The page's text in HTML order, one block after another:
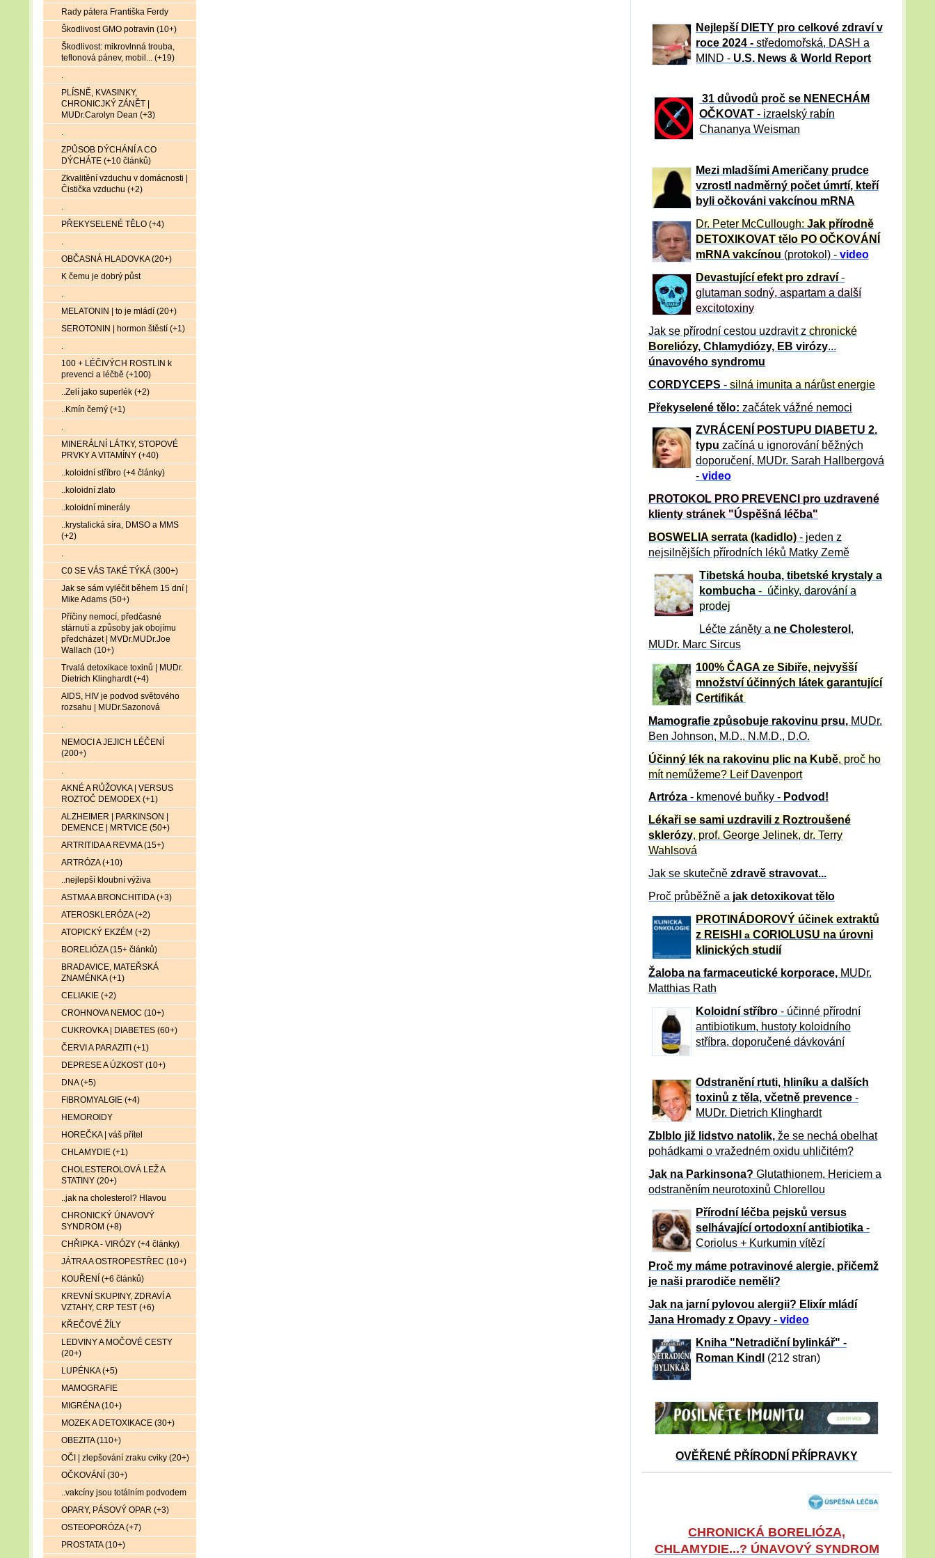
Nejlepší DIETY pro celkové zdraví v
roce 2024 - středomořská, DASH a
MIND - U.S. News & World Report
31 důvod ů proč se NENECHÁM
OČKOVAT - izraelský rabín
Chananya Weisman
Mezi mladšími Američany prudce
vzrostl nadměrný počet úmrtí, kteří
byli očkováni vakcínou mRNA
Dr. Peter McCullough: Jak přírodně
DETOXIKOVAT tělo PO OČKOVÁNÍ
mRNA vakcínou (protokol) - video
Devastující efekt pro zdraví-
glutaman sodný, aspartam a další
excitotoxiny
Jak se přírodní cestou uzdravit z chronické
Boreliózy, Chlamydiózy, EB virózy...
únavového syndromu
CORDYCEPS - silná imunita a nárůst energie
Překyselené tělo: začátek vážné nemoci
ZVRÁCE NÍ POSTUPU DIABETU 2.
typu začíná u ignorování běžných
doporučení, MUDr. Sarah Hallbergová
- video
PROTOKOL PRO PREVENCI pro uzdravené
klienty stránek "Úspěšná léčba"
BOSWELIA serrata (kadidlo) - jeden z
nejsilnějších přírodních léků Matky Země
Tibetská houba, tibetské krystaly a
kombucha - účinky, darování a
prodej
Léčte záněty a ne Cholesterol ,
MUDr. Marc Sircus
100% ČAGA ze Sibiře, nejvyšší
množství účinných látek garantující
Certifikát
Mamografie způsobuje rakovinu prsu, MUDr.
Ben Johnson, M.D., N.M.D., D.O.
Účinný lék na rakovinu plic na Kubě, proč ho
mít nemůžeme? Leif Davenport
Artróza - kmenové buňky - Podvod!
Lékaři se sami uzdravili z Roztroušené
sklerózy, prof. George Jelinek, dr. Terry
Wahlsová
Jak se skutečně zdravě stravovat...
Proč průběžně a jak detoxikovat tělo
PROTINÁDOROVÝ účinek extraktů
z REISHI a CORIOLUSU na úrovni
klinických studií
Žaloba na farmaceutické korporace, MUDr.
Matthias Rath
Koloidní stříbro- účinné přírodní
antibiotikum, hustoty koloidního
stříbra, doporučené dávkování
Odstranění rtuti, hliníku a dalších
toxinů z těla, včetně prevence -
MUDr. Dietrich Klinghardt
Zblblo již lidstvo natolik, že se nechá obelhat
pohádkami o vražedném oxidu uhličitém?
Jak na Parkinsona? Glutathionem, Hericiem a
odstraněním neurotoxinů Chlorellou
Přírodní léčba pejsků versus
selhávající ortodoxní antibiotika -
Coriolus + Kurkumin vítězí
Proč my máme potravinové alergie, přičemž
je naši prarodiče neměli?
Jak na jarní pylovou alergii? Elixír mládí
Jana Hromady z Opavy - video
Kniha "Netradiční bylinkář" -
Roman Kindl
(212 stran)
OVĚŘENÉ PŘÍRODNÍ PŘÍPRAVKY
CHRONICKÁ BORELIÓZA,
CHLAMYDIE...? ÚNAVOVÝ SYNDROM
Rady pátera Františka Ferdy
Škodlivost GMO potravin (10+)
Škodlivost: mikrovlnná trouba,
teflonová pánev, mobil... (+19)
.
PLÍSNĚ, KVASINKY,
CHRONICJKÝ ZÁNĚT |
MUDr.Carolyn Dean (+3)
.
ZPŮSOB DÝCHÁNÍ A CO
DÝCHÁTE (+10 článků)
Zkvalitění vzduchu v domácnosti |
Čistička vzduchu (+2)
.
PŘEKYSELENÉ TĚLO (+4)
.
OBČASNÁ HLADOVKA (20+)
K čemu je dobrý půst
.
MELATONIN | to je mládí (20+)
SEROTONIN | hormon štěstí (+1)
.
100 + LÉČIVÝCH ROSTLIN k
prevenci a léčbě (+100)
..Zelí jako superlék (+2)
..Kmín černý (+1)
.
MINERÁLNÍ LÁTKY, STOPOVÉ
PRVKY A VITAMÍNY (+40)
..koloidní stříbro (+4 články)
..koloidní zlato
..koloidní minerály
..krystalická síra, DMSO a MMS
(+2)
.
C0 SE VÁS TAKÉ TÝKÁ (300+)
Jak se sám vyléčit během 15 dní |
Mike Adams (50+)
Příčiny nemocí, předčasné
stárnutí a způsoby jak obojímu
předcházet | MVDr.MUDr.Joe
Wallach (10+)
Trvalá detoxikace toxinů | MUDr.
Dietrich Klinghardt (+4)
AIDS, HIV je podvod světového
rozsahu | MUDr.Sazonová
.
NEMOCI A JEJICH LÉČENÍ
(200+)
.
AKNÉ A RŮŽOVKA | VERSUS
ROZTOČ DEMODEX (+1)
ALZHEIMER | PARKINSON |
DEMENCE | MRTVICE (50+)
ARTRITIDA A REVMA (15+)
ARTRÓZA (+10)
..nejlepší kloubní výživa
ASTMA A BRONCHITIDA (+3)
ATEROSKLERÓZA (+2)
ATOPICKÝ EKZÉM (+2)
BORELIÓZA (15+ článků)
BRADAVICE, MATEŘSKÁ
ZNAMÉNKA (+1)
CELIAKIE (+2)
CROHNOVA NEMOC (10+)
CUKROVKA | DIABETES (60+)
ČERVI A PARAZITI (+1)
DEPRESE A ÚZKOST (10+)
DNA (+5)
FIBROMYALGIE (+4)
HEMOROIDY
HOREČKA | váš přítel
CHLAMYDIE (+1)
CHOLESTEROLOVÁ LEŽ A
STATINY (20+)
..jak na cholesterol? Hlavou
CHRONICKÝ ÚNAVOVÝ
SYNDROM (+8)
CHŘIPKA - VIRÓZY (+4 články)
JÁTRA A OSTROPESTŘEC (10+)
KOUŘENÍ (+6 článků)
KREVNÍ SKUPINY, ZDRAVÍ A
VZTAHY, CRP TEST (+6)
KŘEČOVÉ ŽÍLY
LEDVINY A MOČOVÉ CESTY
(20+)
LUPÉNKA (+5)
MAMOGRAFIE
MIGRÉNA (10+)
MOZEK A DETOXIKACE (30+)
OBEZITA (110+)
OČI | zlepšování zraku cviky (20+)
OČKOVÁNÍ (30+)
..vakcíny jsou totálním podvodem
OPARY, PÁSOVÝ OPAR (+3)
OSTEOPORÓZA (+7)
PROSTATA (10+)